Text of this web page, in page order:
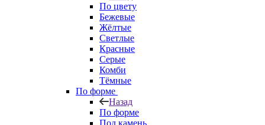
По цвету
Бежевые
Жёлтые
Светлые
Красные
Серые
Комби
Тёмные
По форме
Назад
По форме
Под камень